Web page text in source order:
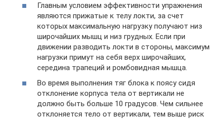
Главным условием эффективности упражнения
являются прижатые к телу локти, за счет
которых максимальную нагрузку получают низ
широчайших мышц и низ грудных. Если при
движении разводить локти в стороны, максимум
нагрузки примут на себя верх широчайших,
середина трапеций и ромбовидная мышца.
Во время выполнения тяг блока к поясу сидя
отклонение корпуса тела от вертикали не
должно быть больше 10 градусов. Чем сильнее
отклоняется тело от вертикали, тем выше риск